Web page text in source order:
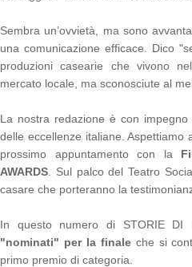
Sembra un’ovvietà, ma sono
una comunicazione efficace. Dico
produzioni casearie che vivono
mercato locale, ma sconosciute al
La nostra redazione è con
delle eccellenze italiane.
prossimo appuntamento con la
AWARDS . Sul palco del Teatro
casare che porteranno la
In questo numero di STORIE DI
"nominati" per la finaleche si
primo premio di categoria.